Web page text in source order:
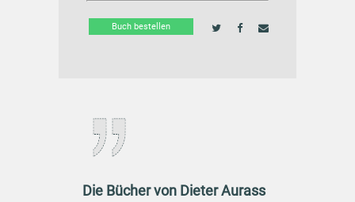
Buch bestellen
Die Bücher von Dieter Aurass